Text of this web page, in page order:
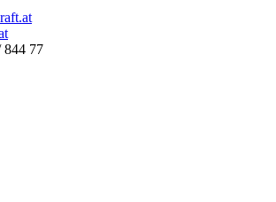
844 77